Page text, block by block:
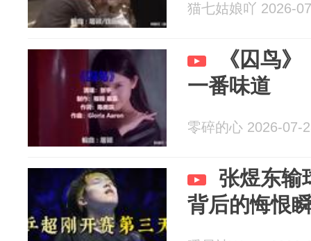
猫七姑娘吖 2026-
《囚鸟
一番味道
零碎的心 2026-07-
张煜东输
背后的悔恨